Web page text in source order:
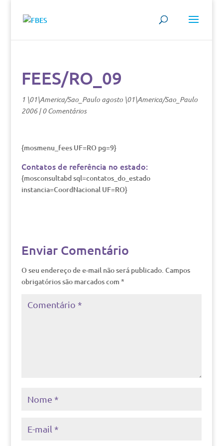
FEES/RO_09
1 \01\America/Sao_Paulo agosto \01\America/Sao_Paulo
2006|0 Comentários
{mosmenu_fees UF=RO pg=9}
Contatos de referência no estado:
{mosconsultabd sql=contatos_do_estado
instancia=CoordNacional UF=RO}
Enviar Comentário
O seu endereço de e-mail não será publicado. Campos
obrigatórios são marcados com *